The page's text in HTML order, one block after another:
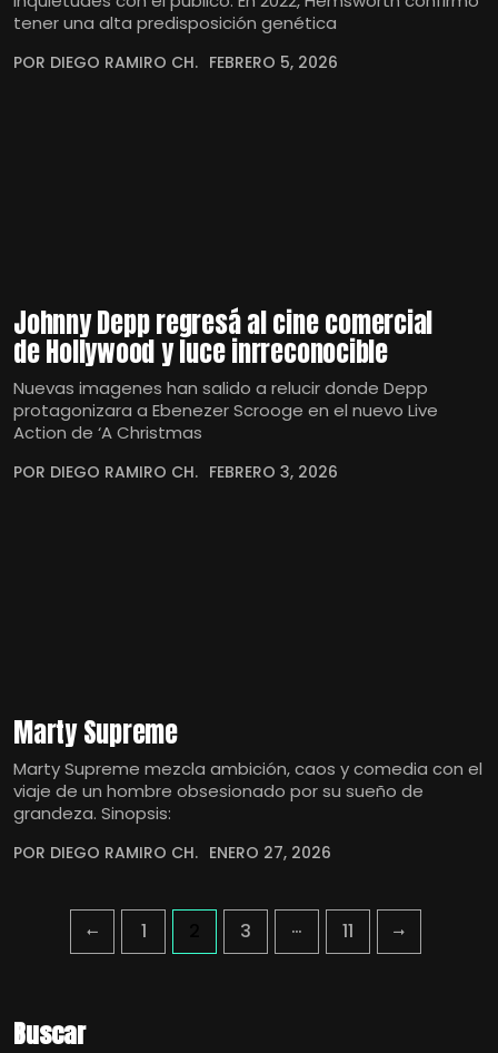
tener una alta predisposición genética
POR DIEGO RAMIRO CH. FEBRERO 5, 2026
Johnny Depp regresá al cine comercial
de Hollywood y luce inrreconocible
Nuevas imagenes han salido a relucir donde Depp
protagonizara a Ebenezer Scrooge en el nuevo Live
Action de ‘A Christmas
POR DIEGO RAMIRO CH. FEBRERO 3, 2026
Marty Supreme
Marty Supreme mezcla ambición, caos y comedia con el
viaje de un hombre obsesionado por su sueño de
grandeza. Sinopsis:
POR DIEGO RAMIRO CH. ENERO 27, 2026
1 3 … 11
Buscar